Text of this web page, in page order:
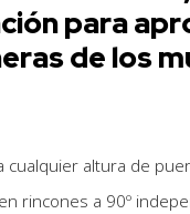
para
de los
cualquier altura de
rincones a 90º